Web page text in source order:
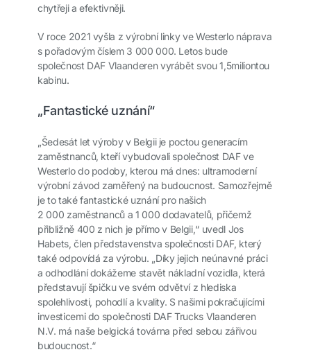
chytřeji a efektivněji.
V roce 2021 vyšla z výrobní linky ve Westerlo náprava
s pořadovým číslem 3 000 000. Letos bude
společnost DAF Vlaanderen vyrábět svou 1,5miliontou
kabinu.
„Fantastické uznání“
„Šedesát let výroby v Belgii je poctou generacím
zaměstnanců, kteří vybudovali společnost DAF ve
Westerlo do podoby, kterou má dnes: ultramoderní
výrobní závod zaměřený na budoucnost. Samozřejmě
je to také fantastické uznání pro našich
2 000 zaměstnanců a 1 000 dodavatelů, přičemž
přibližně 400 z nich je přímo v Belgii,“ uvedl Jos
Habets, člen představenstva společnosti DAF, který
také odpovídá za výrobu. „Díky jejich neúnavné práci
a odhodlání dokážeme stavět nákladní vozidla, která
představují špičku ve svém odvětví z hlediska
spolehlivosti, pohodlí a kvality. S našimi pokračujícími
investicemi do společnosti DAF Trucks Vlaanderen
N.V. má naše belgická továrna před sebou zářivou
budoucnost.“